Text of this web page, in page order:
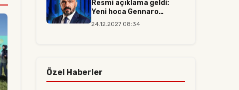
Resmi açıklama geldi:
Yeni hoca Gennaro
Gattuso...
24.12.2027 08:34
Özel Haberler